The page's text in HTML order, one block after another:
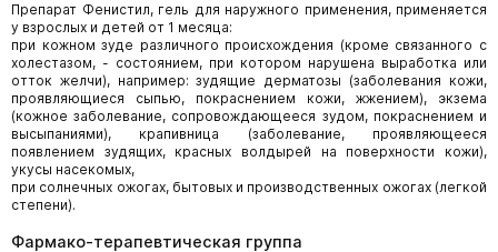
Препарат Фенистил, гель для наружного применения, применяется
у взрослых и детей от 1 месяца:
при кожном зуде различного происхождения (кроме связанного с
холестазом, - состоянием, при котором нарушена выработка или
отток желчи), например: зудящие дерматозы (заболевания кожи,
проявляющиеся сыпью, покраснением кожи, жжением), экзема
(кожное заболевание, сопровождающееся зудом, покраснением и
высыпаниями), крапивница (заболевание, проявляющееся
появлением зудящих, красных волдырей на поверхности кожи),
укусы насекомых,
при солнечных ожогах, бытовых и производственных ожогах (легкой
степени).
Фармако-терапевтическая группа